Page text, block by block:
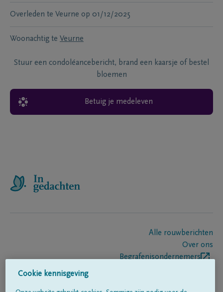
Overleden te Veurne op 01/12/2025
Woonachtig te Veurne
Stuur een condoléancebericht, brand een kaarsje of bestel
bloemen
Betuig je medeleven
Alle rouwberichten
Over ons
Begrafenisondernemers
Cookie kennisgeving